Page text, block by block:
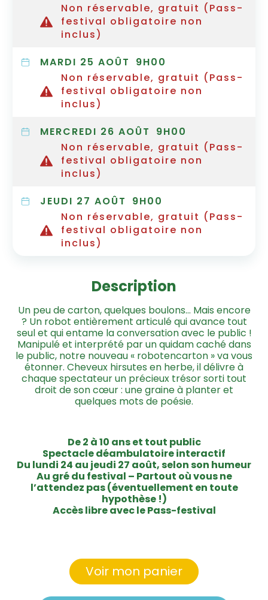
Non réservable, gratuit (Pass-
festival obligatoire non
inclus)
MARDI 25 AOÛT
9H00
Non réservable, gratuit (Pass-
festival obligatoire non
inclus)
MERCREDI 26 AOÛT
9H00
Non réservable, gratuit (Pass-
festival obligatoire non
inclus)
JEUDI 27 AOÛT
9H00
Non réservable, gratuit (Pass-
festival obligatoire non
inclus)
Description
Un peu de carton, quelques boulons… Mais encore
? Un robot entièrement articulé qui avance tout
seul et qui entame la conversation avec le public !
Manipulé et interprété par un quidam caché dans
le public, notre nouveau « robotencarton » va vous
étonner. Cheveux hirsutes en herbe, il délivre à
chaque spectateur un précieux trésor sorti tout
droit de son cœur : une graine à planter et
quelques mots de poésie.
De 2 à 10 ans et tout public
Spectacle déambulatoire interactif
Du lundi 24 au jeudi 27 août, selon son humeur
Au gré du festival – Partout où vous ne
l’attendez pas (éventuellement en toute
hypothèse !)
Accès libre avec le Pass-festival
Voir mon panier